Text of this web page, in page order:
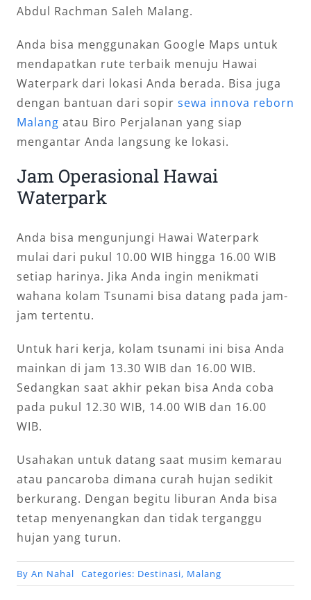
Abdul Rachman Saleh Malang.
Anda bisa menggunakan Google Maps untuk
mendapatkan rute terbaik menuju Hawai
Waterpark dari lokasi Anda berada. Bisa juga
dengan bantuan dari sopir sewa innova reborn
Malang atau Biro Perjalanan yang siap
mengantar Anda langsung ke lokasi.
Jam Operasional Hawai
Waterpark
Anda bisa mengunjungi Hawai Waterpark
mulai dari pukul 10.00 WIB hingga 16.00 WIB
setiap harinya. Jika Anda ingin menikmati
wahana kolam Tsunami bisa datang pada jam-
jam tertentu.
Untuk hari kerja, kolam tsunami ini bisa Anda
mainkan di jam 13.30 WIB dan 16.00 WIB.
Sedangkan saat akhir pekan bisa Anda coba
pada pukul 12.30 WIB, 14.00 WIB dan 16.00
WIB.
Usahakan untuk datang saat musim kemarau
atau pancaroba dimana curah hujan sedikit
berkurang. Dengan begitu liburan Anda bisa
tetap menyenangkan dan tidak terganggu
hujan yang turun.
By An Nahal Categories: Destinasi, Malang